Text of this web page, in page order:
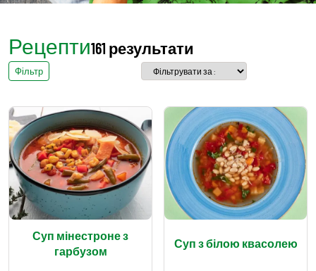
Рецепти161 результати
Фільтр
Суп мінестроне з
гарбузом
Суп з білою квасолею